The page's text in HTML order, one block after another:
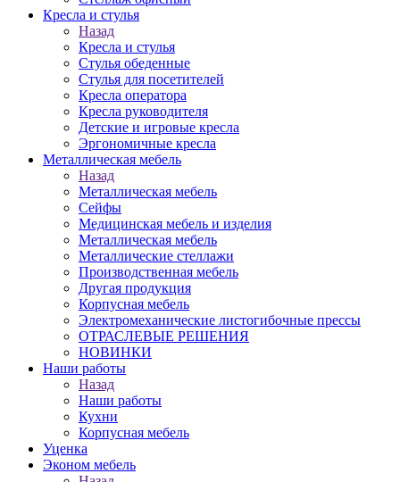
Кресла и стулья
Назад
Кресла и стулья
Стулья обеденные
Стулья для посетителей
Кресла оператора
Кресла руководителя
Детские и игровые кресла
Эргономичные кресла
Металлическая мебель
Назад
Металлическая мебель
Сейфы
Медицинская мебель и изделия
Металлическая мебель
Металлические стеллажи
Производственная мебель
Другая продукция
Корпусная мебель
Электромеханические листогибочные прессы
ОТРАСЛЕВЫЕ РЕШЕНИЯ
НОВИНКИ
Наши работы
Назад
Наши работы
Кухни
Корпусная мебель
Уценка
Эконом мебель